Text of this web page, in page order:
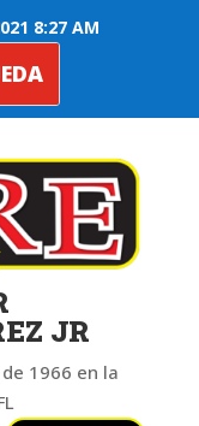
8:27 AM
JR
1966 en la